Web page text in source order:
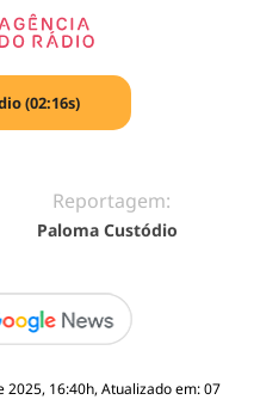
(02:16s)
Reportagem:
Paloma Custódio
2025, 16:40h, Atualizado em: 07